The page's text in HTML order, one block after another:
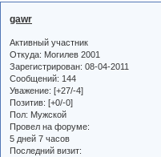
gawr
Активный участник
Откуда: Могилев 2001
Зарегистрирован: 08-04-2011
Сообщений: 144
Уважение: [+27/-4]
Позитив: [+0/-0]
Пол: Мужской
Провел на форуме:
5 дней 7 часов
Последний визит: